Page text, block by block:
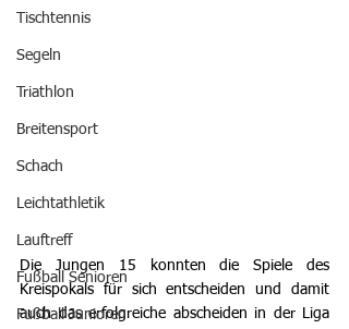
Tischtennis
Segeln
Triathlon
Breitensport
Schach
Leichtathletik
Lauftreff
Fußball Senioren
Fußball Junioren
Die Jungen 15 konnten die Spiele des
Kreispokals für sich entscheiden und damit
auch das erfolgreiche abscheiden in der Liga